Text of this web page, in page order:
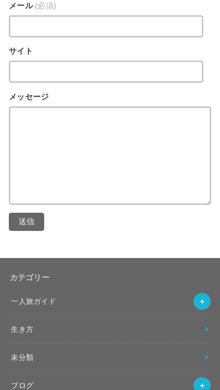
メール (必須)
サイト
メッセージ
送信
カテゴリー
一人旅ガイド
生き方
未分類
ブログ